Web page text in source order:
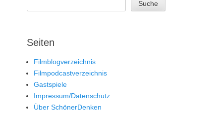
Suche
Seiten
Filmblogverzeichnis
Filmpodcastverzeichnis
Gastspiele
Impressum/Datenschutz
Über SchönerDenken